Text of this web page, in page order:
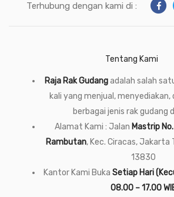
Terhubung dengan kami di :
Tentang Kami
Raja Rak Gudangadalah salah
kali yang menjual, menyediakan,
berbagai jenis rak gudang
Alamat Kami : Jalan Mastrip
Rambutan, Kec. Ciracas, Jakarta
13830
Kantor Kami Buka Setiap Hari
08.00 – 17.00